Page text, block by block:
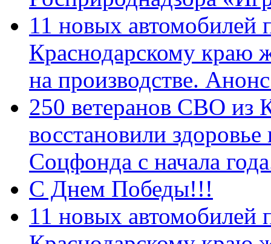
11 новых автомобилей
Краснодарскому краю
на производстве.
250 ветеранов СВО из
восстановили
Соцфонда с начала
С Днем Победы!!!
11 новых автомобилей